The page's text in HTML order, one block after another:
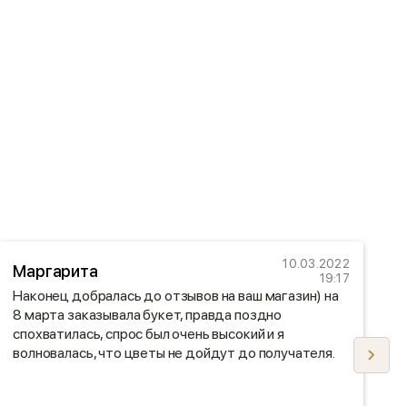
Маргарита
10.03.2022
19:17
Наконец добралась до отзывов на ваш магазин) на
8 марта заказывала букет, правда поздно
спохватилась, спрос был очень высокий и я
волновалась, что цветы не дойдут до получателя.